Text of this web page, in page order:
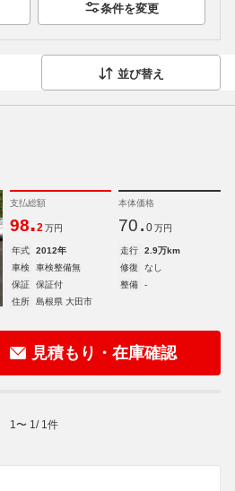
条件を変更
並び替え
支払総額
98.2 万円
本体価格
70. 0 万円
年式 2012年 走行
2.9万km
車検
車検整備無 修復
なし
保証
保証付 整備
-
住所
島根県 大田市
見積もり・在庫確認
1 〜 1 / 1 件